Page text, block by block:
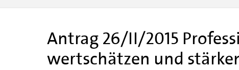
Antrag 26/II/2015
wertschätzen und